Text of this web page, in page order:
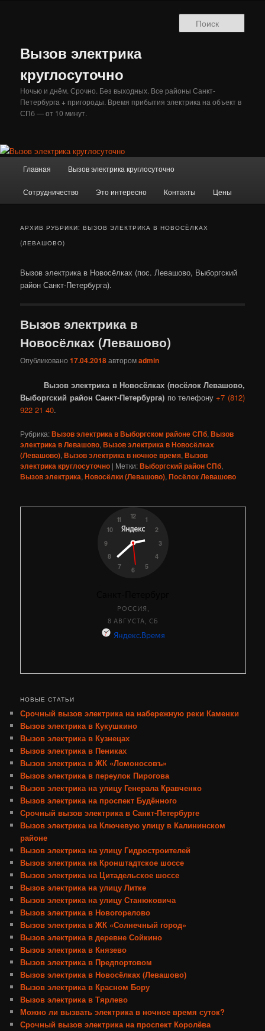
Вызов электрика
круглосуточно
Ночью и днём. Срочно. Без выходных. Все районы Санкт-
Петербурга + пригороды. Время прибытия электрика на объект в
СПб — от 10 минут.
Главная Вызов электрика круглосуточно
Сотрудничество Это интересно Контакты Цены
АРХИВ РУБРИКИ:ВЫЗОВ ЭЛЕКТРИКА В НОВОСЁЛКАХ
(ЛЕВАШОВО)
Вызов электрика в Новосёлках (пос. Левашово, Выборгский
район Санкт-Петербурга).
Вызов электрика в
Новосёлках (Левашово)
Опубликовано17.04.2018авторомadmin
Вызов электрика в Новосёлках (посёлок Левашово,
Выборгский район Санкт-Петербурга) по телефону +7 (812)
922 21 40.
Рубрика:Вызов электрика в Выборгском районе СПб,Вызов
электрика в Левашово,Вызов электрика в Новосёлках
(Левашово),Вызов электрика в ночное время,Вызов
электрика круглосуточно | Метки:Выборгский район СПб,
Вызов электрика,Новосёлки (Левашово),Посёлок Левашово
НОВЫЕ СТАТЬИ
Срочный вызов электрика на набережную реки Каменки
Вызов электрика в Кукушкино
Вызов электрика в Кузнецах
Вызов электрика в Пениках
Вызов электрика в ЖК «Ломоносовъ»
Вызов электрика в переулок Пирогова
Вызов электрика на улицу Генерала Кравченко
Вызов электрика на проспект Будённого
Срочный вызов электрика в Санкт-Петербурге
Вызов электрика на Ключевую улицу в Калининском
районе
Вызов электрика на улицу Гидростроителей
Вызов электрика на Кронштадтское шоссе
Вызов электрика на Цитадельское шоссе
Вызов электрика на улицу Литке
Вызов электрика на улицу Станюковича
Вызов электрика в Новогорелово
Вызов электрика в ЖК «Солнечный город»
Вызов электрика в деревне Сойкино
Вызов электрика в Князево
Вызов электрика в Предпортовом
Вызов электрика в Новосёлках (Левашово)
Вызов электрика в Красном Бору
Вызов электрика в Тярлево
Можно ли вызвать электрика в ночное время суток?
Срочный вызов электрика на проспект Королёва